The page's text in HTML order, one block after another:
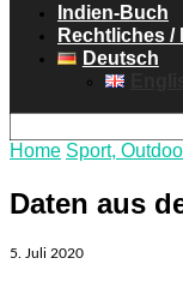
Indien-Buch
Rechtliches /
Deutsch
Home Sport,
Daten aus
5. Juli 2020